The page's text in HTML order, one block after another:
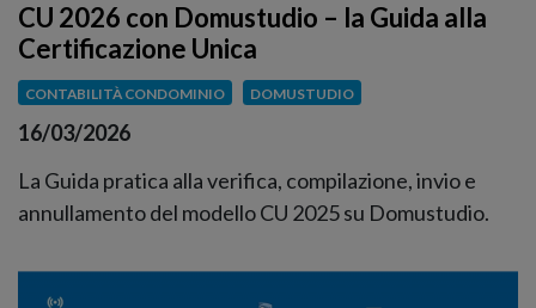
CU 2026 con Domustudio – la Guida alla
Certificazione Unica
CONTABILITÀ CONDOMINIO DOMUSTUDIO
16/03/2026
La Guida pratica alla verifica, compilazione, invio e
annullamento del modello CU 2025 su Domustudio.